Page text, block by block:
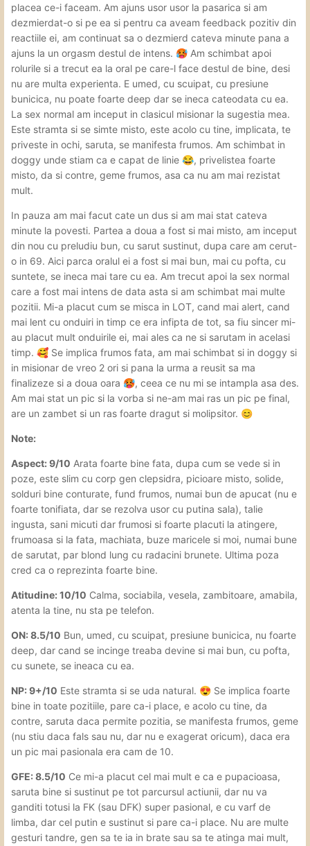
placea ce-i faceam. Am ajuns usor usor la pasarica si am
dezmierdat-o si pe ea si pentru ca aveam feedback pozitiv din
reactiile ei, am continuat sa o dezmierd cateva minute pana a
ajuns la un orgasm destul de intens. 🥵 Am schimbat apoi
rolurile si a trecut ea la oral pe care-l face destul de bine, desi
nu are multa experienta. E umed, cu scuipat, cu presiune
bunicica, nu poate foarte deep dar se ineca cateodata cu ea.
La sex normal am inceput in clasicul misionar la sugestia mea.
Este stramta si se simte misto, este acolo cu tine, implicata, te
priveste in ochi, saruta, se manifesta frumos. Am schimbat in
doggy unde stiam ca e capat de linie 😂, privelistea foarte
misto, da si contre, geme frumos, asa ca nu am mai rezistat
mult.
In pauza am mai facut cate un dus si am mai stat cateva
minute la povesti. Partea a doua a fost si mai misto, am inceput
din nou cu preludiu bun, cu sarut sustinut, dupa care am cerut-
o in 69. Aici parca oralul ei a fost si mai bun, mai cu pofta, cu
suntete, se ineca mai tare cu ea. Am trecut apoi la sex normal
care a fost mai intens de data asta si am schimbat mai multe
pozitii. Mi-a placut cum se misca in LOT, cand mai alert, cand
mai lent cu onduiri in timp ce era infipta de tot, sa fiu sincer mi-
au placut mult onduirile ei, mai ales ca ne si sarutam in acelasi
timp. 🥰 Se implica frumos fata, am mai schimbat si in doggy si
in misionar de vreo 2 ori si pana la urma a reusit sa ma
finalizeze si a doua oara 🥵, ceea ce nu mi se intampla asa des.
Am mai stat un pic si la vorba si ne-am mai ras un pic pe final,
are un zambet si un ras foarte dragut si molipsitor. 😊
Note:
Aspect: 9/10 Arata foarte bine fata, dupa cum se vede si in
poze, este slim cu corp gen clepsidra, picioare misto, solide,
solduri bine conturate, fund frumos, numai bun de apucat (nu e
foarte tonifiata, dar se rezolva usor cu putina sala), talie
ingusta, sani micuti dar frumosi si foarte placuti la atingere,
frumoasa si la fata, machiata, buze maricele si moi, numai bune
de sarutat, par blond lung cu radacini brunete. Ultima poza
cred ca o reprezinta foarte bine.
Atitudine: 10/10 Calma, sociabila, vesela, zambitoare, amabila,
atenta la tine, nu sta pe telefon.
ON: 8.5/10 Bun, umed, cu scuipat, presiune bunicica, nu foarte
deep, dar cand se incinge treaba devine si mai bun, cu pofta,
cu sunete, se ineaca cu ea.
NP: 9+/10 Este stramta si se uda natural. 😍 Se implica foarte
bine in toate pozitiile, pare ca-i place, e acolo cu tine, da
contre, saruta daca permite pozitia, se manifesta frumos, geme
(nu stiu daca fals sau nu, dar nu e exagerat oricum), daca era
un pic mai pasionala era cam de 10.
GFE: 8.5/10 Ce mi-a placut cel mai mult e ca e pupacioasa,
saruta bine si sustinut pe tot parcursul actiunii, dar nu va
ganditi totusi la FK (sau DFK) super pasional, e cu varf de
limba, dar cel putin e sustinut si pare ca-i place. Nu are multe
gesturi tandre, gen sa te ia in brate sau sa te atinga mai mult,